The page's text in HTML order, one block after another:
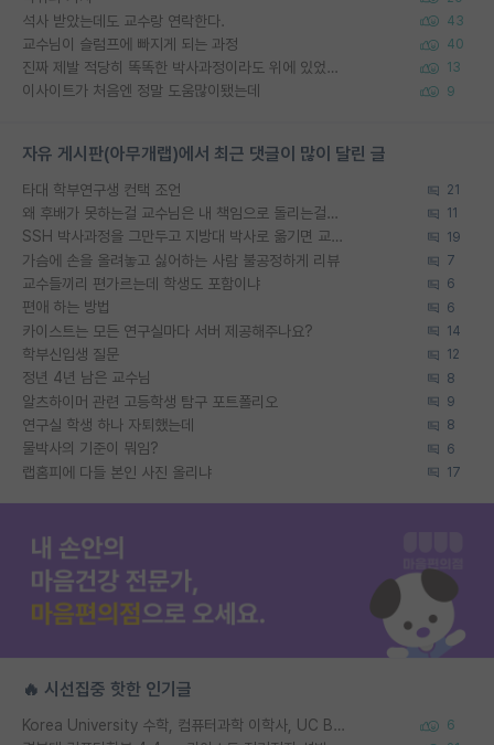
석사 받았는데도 교수랑 연락한다. 43
교수님이 슬럼프에 빠지게 되는 과정 40
진짜 제발 적당히 똑똑한 박사과정이라도 위에 있었으면.. 13
이사이트가 처음엔 정말 도움많이됐는데 9
자유 게시판(아무개랩)에서 최근 댓글이 많이 달린 글
타대 학부연구생 컨택 조언 21
왜 후배가 못하는걸 교수님은 내 책임으로 돌리는걸까요? 11
SSH 박사과정을 그만두고 지방대 박사로 옮기면 교수의 꿈은 끝일까요? 19
가슴에 손을 올려놓고 싫어하는 사람 불공정하게 리뷰 7
교수들끼리 편가르는데 학생도 포함이냐 6
편애 하는 방법 6
카이스트는 모든 연구실마다 서버 제공해주나요? 14
학부신입생 질문 12
정년 4년 남은 교수님 8
알츠하이머 관련 고등학생 탐구 포트폴리오 9
연구실 학생 하나 자퇴했는데 8
물박사의 기준이 뭐임? 6
랩홈피에 다들 본인 사진 올리냐 17
🔥 시선집중 핫한 인기글
Korea University 수학, 컴퓨터과학 이학사, UC Berkeley 산업공학 대학원 공학박사가 되는 것은 쉽지 않겠죠? 6